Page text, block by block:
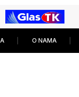
O NAMA